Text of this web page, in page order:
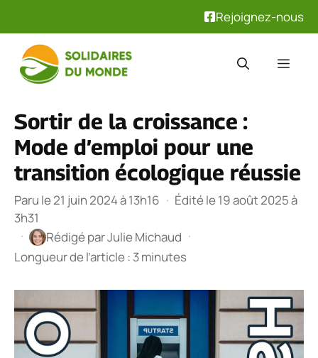
Rejoignez-nous
contenu
Sortir de la croissance :
Mode d’emploi pour une
transition écologique réussie
Paru le 21 juin 2024 à 13h16 · Édité le 19 août 2025 à
3h31
·
Rédigé parJulie Michaud ·
Longueur de l’article : 3 minutes